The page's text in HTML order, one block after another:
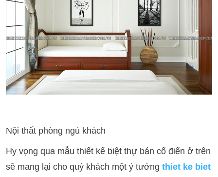
Nội thất phòng ngủ khách
Hy vọng qua mẫu thiết kế biệt thự bán cổ điển ở trên
sẽ mang lại cho quý khách một ý tưởng thiet ke biet